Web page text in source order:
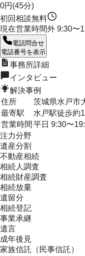
0円(45分)
初回相談無料
現在営業時間外 9:30〜
電話問合せ
電話番号を表示
事務所詳細
インタビュー
解決事例
住所
茨城県水戸市
最寄駅
水戸駅徒歩約
営業時間 平日 9:30〜
注力分野
遺産分割
不動産相続
相続人調査
相続財産調査
相続放棄
遺留分
相続登記
事業承継
遺言
成年後見
家族信託（民事信託）